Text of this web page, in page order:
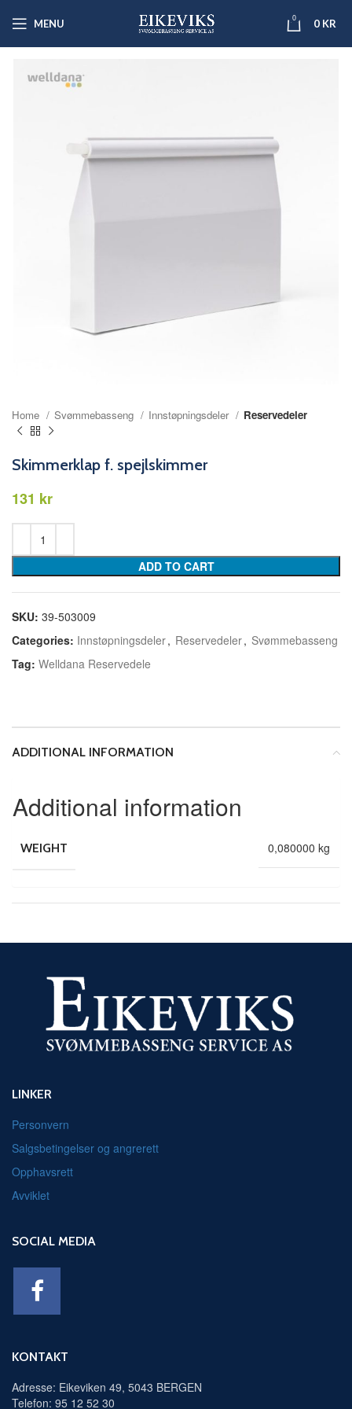
MENU 0 0 KR
Home Svømmebasseng Innstøpningsdeler Reservedeler
Skimmerklap f. spejlskimmer
kr
ADD TO CART
SKU: 39-503009
Categories: Innstøpningsdeler, Reservedeler, Svømmebasseng
Tag: Welldana Reservedele
ADDITIONAL INFORMATION
Additional information
WEIGHT 0,080000 kg
LINKER
Personvern
Salgsbetingelser og angrerett
Opphavsrett
Avviklet
SOCIAL MEDIA
KONTAKT
Adresse: Eikeviken 49, 5043 BERGEN
Telefon: 95 12 52 30